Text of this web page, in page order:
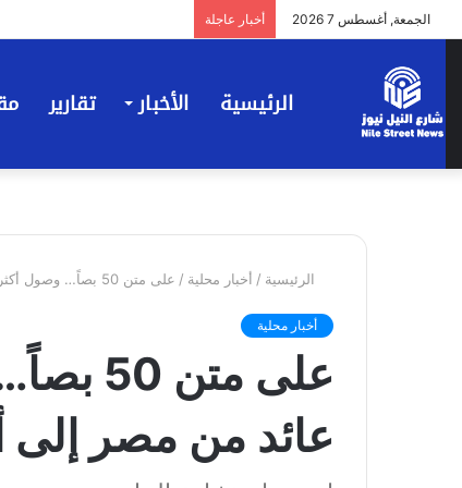
الجمعة, أغسطس 7 2026 أخبار عاجلة
الرئيسية الأخبار تقارير
الرئيسية / أخبار محلية / على متن 50 بصاً… وصول أكثر من ألفي عائد من مصر إلى أم درمان
أخبار محلية
على
عائد من مصر إلى